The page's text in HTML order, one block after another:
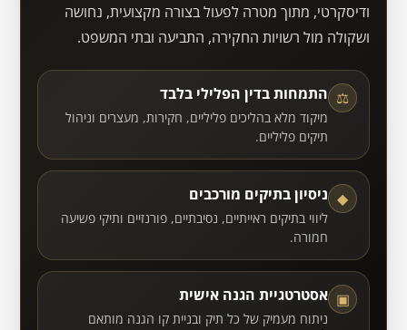
ודיסקרטי, מתוך מטרה לפעול בצורה מקצועית, נחושה
ושקולה מול רשויות החקירה, התביעה ובתי המשפט.
⚖ התמחות בדין הפלילי בלבד
מיקוד מלא בהליכים פליליים, חקירות, מעצרים וניהול
תיקים פליליים.
◆ ניסיון בתיקים מורכבים
ליווי בתיקים ראייתיים, נסיבתיים, פורנזיים ותיקי פשיעה
חמורה.
▣ אסטרטגיית הגנה אישית
ניתוח מעמיק של כל תיק ובניית קו הגנה מותאם